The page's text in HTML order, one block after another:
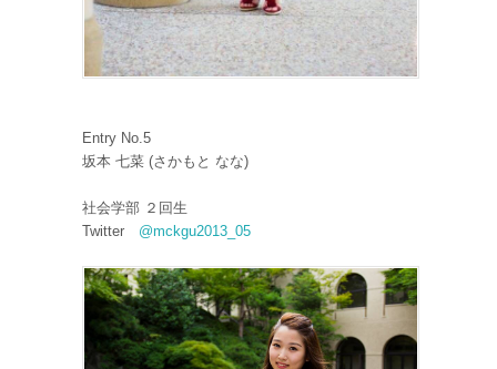
Entry No.5
坂本 七菜 (さかもと なな)
社会学部 ２回生
Twitter @mckgu2013_05